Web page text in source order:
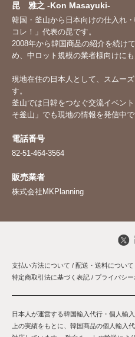
昆 雅之 -Kon Masayuki-
韓国・釜山から日本向けの仕入れ
コレ！」代表の昆です。
2008年から韓国商品の紹介を続け
め、中ロット規模の業者様向けに
現地在住の日本人として、スムー
す。
釜山では日韓をつなぐ交流イベン
そ釜山 」でも現地の情報を発信中で
電話番号
82-51-464-3564
販売業者
株式会社MKPlanning
支払い方法について / 配送・送料について
特定商取引法に基づく表記 / プライバシ
日本人が運営する韓国輸入代行・個人輸
上の実績をもとに、韓国商品の個人輸入